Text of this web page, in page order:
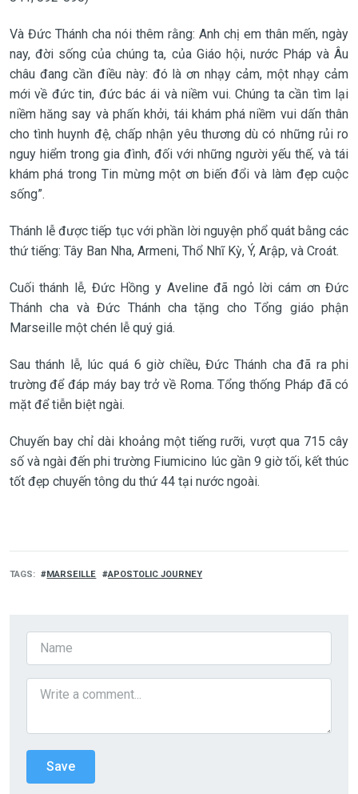
Và Đức Thánh cha nói thêm rằng: Anh chị em thân mến, ngày
nay, đời sống của chúng ta, của Giáo hội, nước Pháp và Âu
châu đang cần điều này: đó là ơn nhạy cảm, một nhạy cảm
mới về đức tin, đức bác ái và niềm vui. Chúng ta cần tìm lại
niềm hăng say và phấn khởi, tái khám phá niềm vui dấn thân
cho tình huynh đệ, chấp nhận yêu thương dù có những rủi ro
nguy hiểm trong gia đình, đối với những người yếu thế, và tái
khám phá trong Tin mừng một ơn biến đổi và làm đẹp cuộc
sống”.
Thánh lễ được tiếp tục với phần lời nguyện phổ quát bằng các
thứ tiếng: Tây Ban Nha, Armeni, Thổ Nhĩ Kỳ, Ý, Arập, và Croát.
Cuối thánh lễ, Đức Hồng y Aveline đã ngỏ lời cám ơn Đức
Thánh cha và Đức Thánh cha tặng cho Tổng giáo phận
Marseille một chén lễ quý giá.
Sau thánh lễ, lúc quá 6 giờ chiều, Đức Thánh cha đã ra phi
trường để đáp máy bay trở về Roma. Tổng thống Pháp đã có
mặt để tiễn biệt ngài.
Chuyến bay chỉ dài khoảng một tiếng rưỡi, vượt qua 715 cây
số và ngài đến phi trường Fiumicino lúc gần 9 giờ tối, kết thúc
tốt đẹp chuyến tông du thứ 44 tại nước ngoài.
TAGS MARSEILLE APOSTOLIC JOURNEY